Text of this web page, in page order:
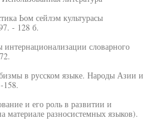
Ьом сейлэм культурасы
- 128 б.
словарного
в русском языке. Народы Азии и
и его роль в развитии и
разносистемных языков).